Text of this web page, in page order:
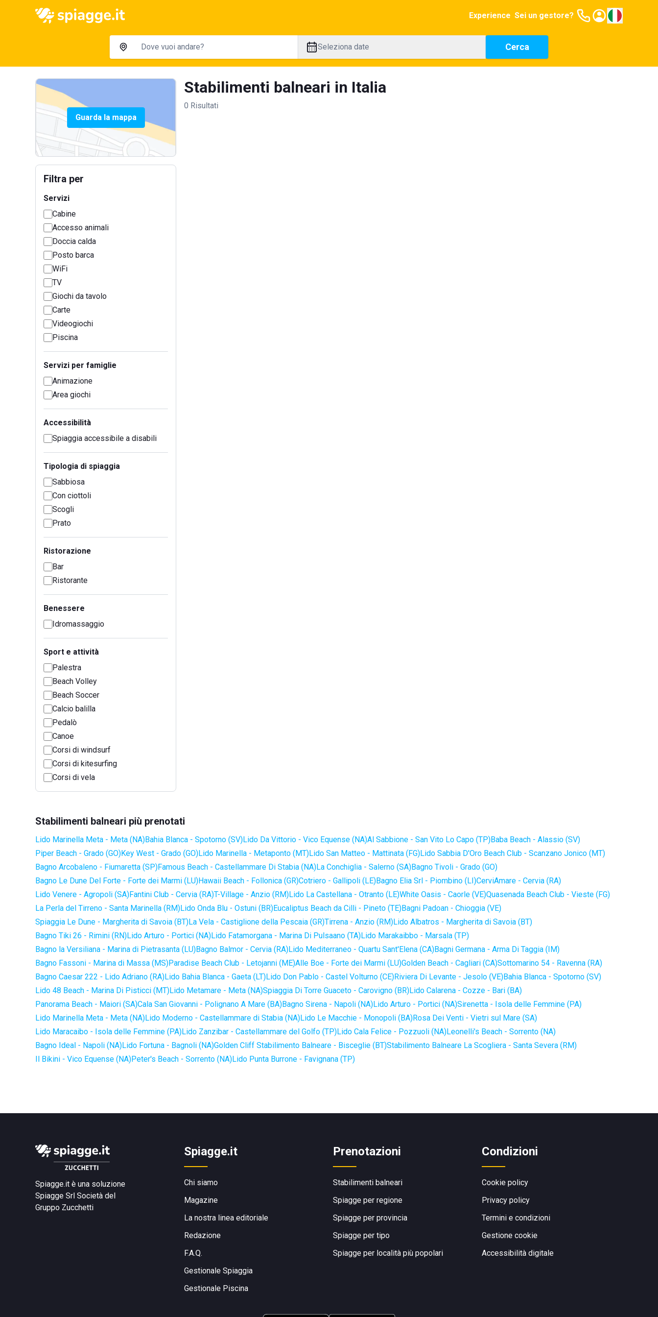
Experience Sei un gestore?
Seleziona date Cerca
Guarda la mappa
Filtra per
Servizi
Cabine
Accesso animali
Doccia calda
Posto barca
WiFi
TV
Giochi da tavolo
Carte
Videogiochi
Piscina
Servizi per famiglie
Animazione
Area giochi
Accessibilità
Spiaggia accessibile a disabili
Tipologia di spiaggia
Sabbiosa
Con ciottoli
Scogli
Prato
Ristorazione
Bar
Ristorante
Benessere
Idromassaggio
Sport e attività
Palestra
Beach Volley
Beach Soccer
Calcio balilla
Pedalò
Canoe
Corsi di windsurf
Corsi di kitesurfing
Corsi di vela
Stabilimenti balneari in Italia
0 Risultati
Stabilimenti balneari più prenotati
Lido Marinella Meta - Meta (NA)Bahia Blanca - Spotorno (SV)Lido Da Vittorio - Vico Equense (NA)Al Sabbione - San Vito Lo Capo (TP)Baba Beach - Alassio (SV)
Piper Beach - Grado (GO)Key West - Grado (GO)Lido Marinella - Metaponto (MT)Lido San Matteo - Mattinata (FG)Lido Sabbia D'Oro Beach Club - Scanzano Jonico (MT)
Bagno Arcobaleno - Fiumaretta (SP)Famous Beach - Castellammare Di Stabia (NA)La Conchiglia - Salerno (SA)Bagno Tivoli - Grado (GO)
Bagno Le Dune Del Forte - Forte dei Marmi (LU)Hawaii Beach - Follonica (GR)Cotriero - Gallipoli (LE)Bagno Elia Srl - Piombino (LI)CerviAmare - Cervia (RA)
Lido Venere - Agropoli (SA)Fantini Club - Cervia (RA)T-Village - Anzio (RM)Lido La Castellana - Otranto (LE)White Oasis - Caorle (VE)Quasenada Beach Club - Vieste (FG)
La Perla del Tirreno - Santa Marinella (RM)Lido Onda Blu - Ostuni (BR)Eucaliptus Beach da Cilli - Pineto (TE)Bagni Padoan - Chioggia (VE)
Spiaggia Le Dune - Margherita di Savoia (BT)La Vela - Castiglione della Pescaia (GR)Tirrena - Anzio (RM)Lido Albatros - Margherita di Savoia (BT)
Bagno Tiki 26 - Rimini (RN)Lido Arturo - Portici (NA)Lido Fatamorgana - Marina Di Pulsaano (TA)Lido Marakaibbo - Marsala (TP)
Bagno la Versiliana - Marina di Pietrasanta (LU)Bagno Balmor - Cervia (RA)Lido Mediterraneo - Quartu Sant'Elena (CA)Bagni Germana - Arma Di Taggia (IM)
Bagno Fassoni - Marina di Massa (MS)Paradise Beach Club - Letojanni (ME)Alle Boe - Forte dei Marmi (LU)Golden Beach - Cagliari (CA)Sottomarino 54 - Ravenna (RA)
Bagno Caesar 222 - Lido Adriano (RA)Lido Bahia Blanca - Gaeta (LT)Lido Don Pablo - Castel Volturno (CE)Riviera Di Levante - Jesolo (VE)Bahia Blanca - Spotorno (SV)
Lido 48 Beach - Marina Di Pisticci (MT)Lido Metamare - Meta (NA)Spiaggia Di Torre Guaceto - Carovigno (BR)Lido Calarena - Cozze - Bari (BA)
Panorama Beach - Maiori (SA)Cala San Giovanni - Polignano A Mare (BA)Bagno Sirena - Napoli (NA)Lido Arturo - Portici (NA)Sirenetta - Isola delle Femmine (PA)
Lido Marinella Meta - Meta (NA)Lido Moderno - Castellammare di Stabia (NA)Lido Le Macchie - Monopoli (BA)Rosa Dei Venti - Vietri sul Mare (SA)
Lido Maracaibo - Isola delle Femmine (PA)Lido Zanzibar - Castellammare del Golfo (TP)Lido Cala Felice - Pozzuoli (NA)Leonelli's Beach - Sorrento (NA)
Bagno Ideal - Napoli (NA)Lido Fortuna - Bagnoli (NA)Golden Cliff Stabilimento Balneare - Bisceglie (BT)Stabilimento Balneare La Scogliera - Santa Severa (RM)
Il Bikini - Vico Equense (NA)Peter's Beach - Sorrento (NA)Lido Punta Burrone - Favignana (TP)
Spiagge.it è una soluzione
Spiagge Srl Società del
Gruppo Zucchetti
Spiagge.it
Chi siamo
Magazine
La nostra linea editoriale
Redazione
F.A.Q.
Gestionale Spiaggia
Gestionale Piscina
Prenotazioni
Stabilimenti balneari
Spiagge per regione
Spiagge per provincia
Spiagge per tipo
Spiagge per località più popolari
Condizioni
Cookie policy
Privacy policy
Termini e condizioni
Gestione cookie
Accessibilità digitale